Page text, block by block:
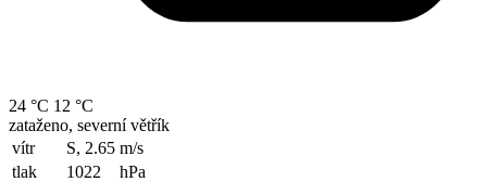
24 °C 12 °C
zataženo, severní větřík
vítr
S, 2.65 m/s
tlak
1022
hPa